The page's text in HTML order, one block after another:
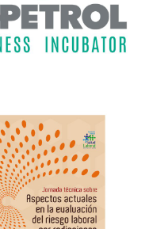
LAVEGUILLA.
& MERCHANDISING
→